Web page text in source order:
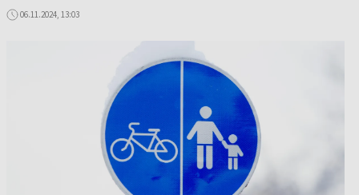
06.11.2024, 13:03